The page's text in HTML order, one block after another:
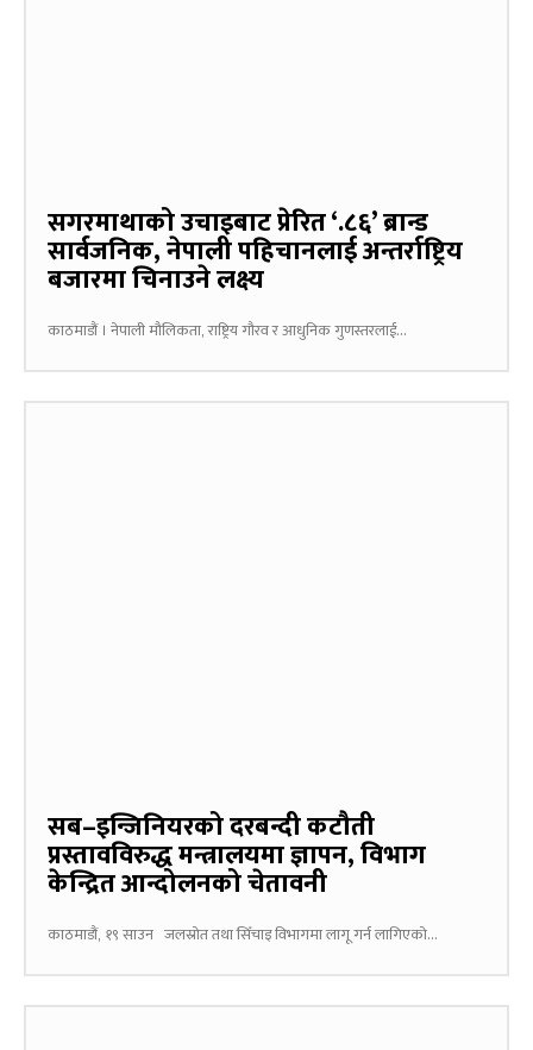
सगरमाथाको उचाइबाट प्रेरित ‘.८६’ ब्रान्ड
सार्वजनिक, नेपाली पहिचानलाई अन्तर्राष्ट्रिय
बजारमा चिनाउने लक्ष्य
काठमाडौं । नेपाली मौलिकता, राष्ट्रिय गौरव र आधुनिक गुणस्तरलाई...
सब–इन्जिनियरको दरबन्दी कटौती
प्रस्तावविरुद्ध मन्त्रालयमा ज्ञापन, विभाग
केन्द्रित आन्दोलनको चेतावनी
काठमाडौं, १९ साउन जलस्रोत तथा सिँचाइ विभागमा लागू गर्न लागिएको...